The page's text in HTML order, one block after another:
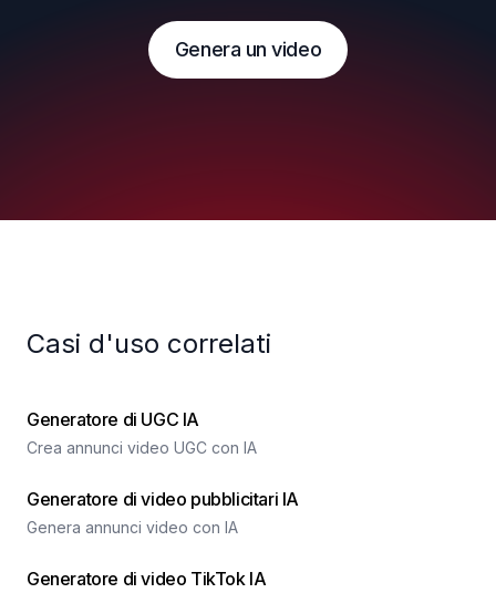
Genera un video
Casi d'uso correlati
Generatore di UGC IA
Crea annunci video UGC con IA
Generatore di video pubblicitari IA
Genera annunci video con IA
Generatore di video TikTok IA